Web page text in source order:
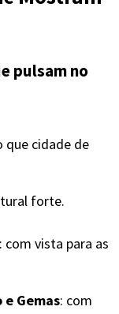
pulsam no
que cidade de
forte.
: com vista para as
Gemas: com